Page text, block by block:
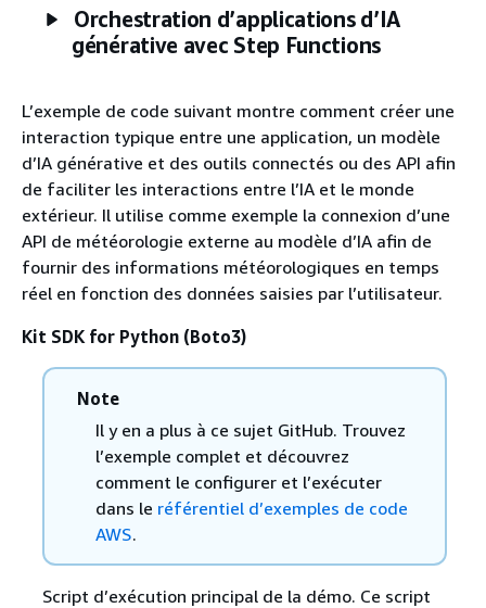
Orchestration d’applications d’IA
générative avec Step Functions
L’exemple de code suivant montre comment créer une
interaction typique entre une application, un modèle
d’IA générative et des outils connectés ou des API afin
de faciliter les interactions entre l’IA et le monde
extérieur. Il utilise comme exemple la connexion d’une
API de météorologie externe au modèle d’IA afin de
fournir des informations météorologiques en temps
réel en fonction des données saisies par l’utilisateur.
Kit SDK for Python (Boto3)
Note
Il y en a plus à ce sujet GitHub. Trouvez
l’exemple complet et découvrez
comment le configurer et l’exécuter
dans le référentiel d’exemples de code
AWS.
Script d’exécution principal de la démo. Ce script